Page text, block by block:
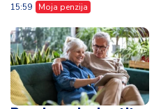
15:59 Moja penzija